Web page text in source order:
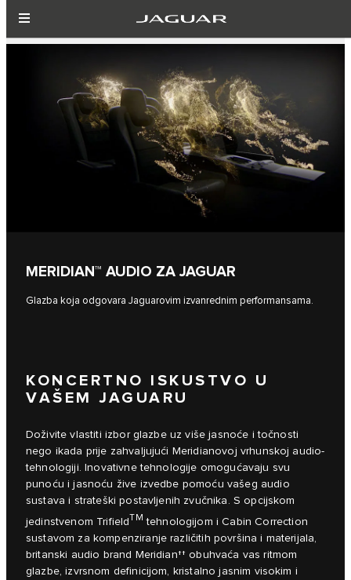
MERIDIAN™ AUDIO ZA JAGUAR
Glazba koja odgovara Jaguarovim izvanrednim performansama.
KONCERTNO ISKUSTVO U
VAŠEM JAGUARU
Doživite vlastiti izbor glazbe uz više jasnoće i točnosti
nego ikada prije zahvaljujući Meridianovoj vrhunskoj audio-
tehnologiji. Inovativne tehnologije omogućavaju svu
punoću i jasnoću žive izvedbe pomoću vašeg audio
sustava i strateški postavljenih zvučnika. S opcijskom
jedinstvenom TrifieldTM tehnologijom i Cabin Correction
sustavom za kompenziranje različitih površina i materijala,
britanski audio brand Meridian†† obuhvaća vas ritmom
glazbe, izvrsnom definicijom, kristalno jasnim visokim i